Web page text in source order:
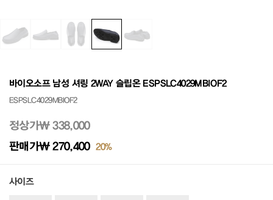
바이오소프 남성 셔링 2WAY 슬립온 ESPSLC4029MBIOF2
ESPSLC4029MBIOF2
정상가₩ 338,000
판매가₩ 270,400 20%
사이즈